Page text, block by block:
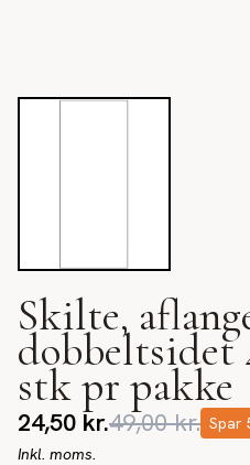
Skilte,
dobbeltsidet
stk pr pakke
24,50 kr.49,00kr. Spar
Inkl. moms.